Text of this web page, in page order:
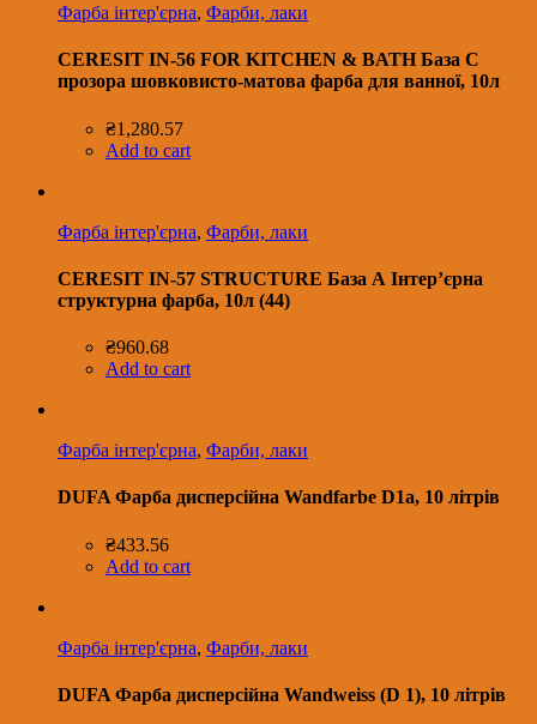
Фарба інтер'єрна, Фарби, лаки
CERESIT IN-56 FOR KITCHEN & BATH База С
прозора шовковисто-матова фарба для ванної, 10л
₴1,280.57
Add to cart
Фарба інтер'єрна, Фарби, лаки
CERESIT IN-57 STRUCTURE База А Інтер’єрна
структурна фарба, 10л (44)
₴960.68
Add to cart
Фарба інтер'єрна, Фарби, лаки
DUFA Фарба дисперсійна Wandfarbe D1a, 10 літрів
₴433.56
Add to cart
Фарба інтер'єрна, Фарби, лаки
DUFA Фарба дисперсійна Wandweiss (D 1), 10 літрів